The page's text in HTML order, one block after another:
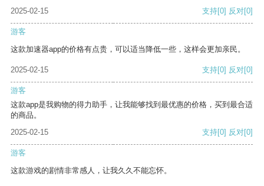
2025-02-15 支持[0] 反对[0]
游客
这款加速器app的价格有点贵，可以适当降低一些，这样会更加亲民。
2025-02-15 支持[0] 反对[0]
游客
这款app是我购物的得力助手，让我能够找到最优惠的价格，买到最合适
的商品。
2025-02-15
支持[0] 反对[0]
游客
这款游戏的剧情非常感人，让我久久不能忘怀。